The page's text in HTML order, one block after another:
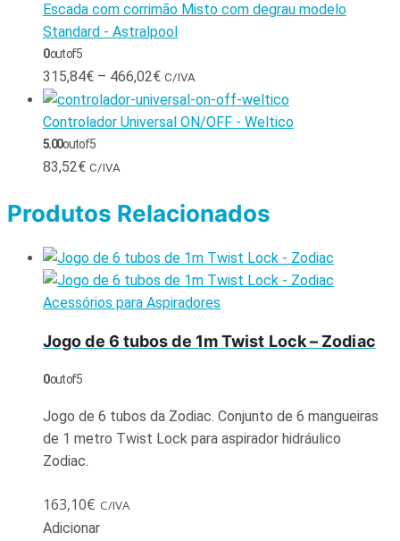
Escada com corrimão Misto com degrau modelo
Standard - Astralpool
0out of 5
315,84€ – 466,02€ C/IVA
Controlador Universal ON/OFF - Weltico
5.00out of 5
83,52€ C/IVA
Produtos Relacionados
Acessórios para Aspiradores
Jogo de 6 tubos de 1m Twist Lock – Zodiac
0out of 5
Jogo de 6 tubos da Zodiac. Conjunto de 6 mangueiras
de 1 metro Twist Lock para aspirador hidráulico
Zodiac.
163,10€ C/IVA
Adicionar